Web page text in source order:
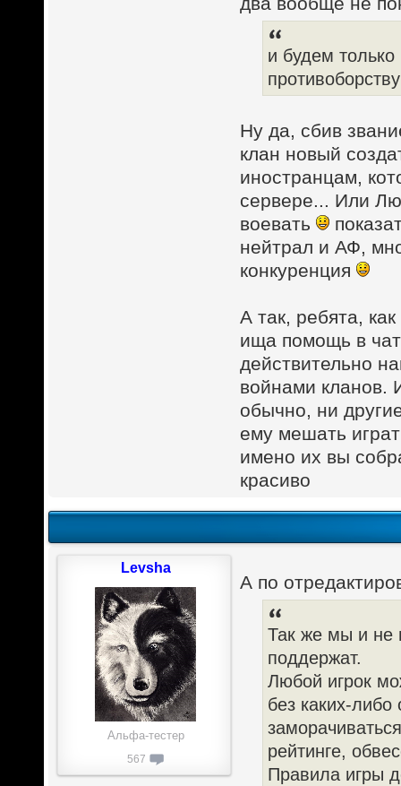
и будем
Ну да, сбив
клан новый
иностранцам,
сервере... Или
воевать
нейтрал и АФ,
конкуренция
А так, ребята,
ища помощь в
действительно
войнами кланов.
обычно, ни
ему мешать
имено их вы
красиво
А по
Так же мы и не
поддержат.
Любой игрок
без каких-
рейтинге,
Правила игры
Levsha
Альфа-тестер
567